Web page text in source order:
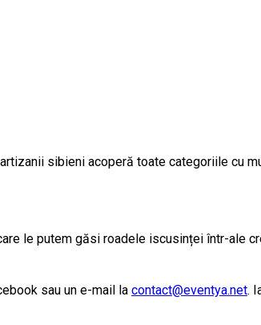
sibieni acoperă toate categoriile cu
le putem găsi roadele iscusinței într-ale
sau un e-mail la contact@eventya.net.